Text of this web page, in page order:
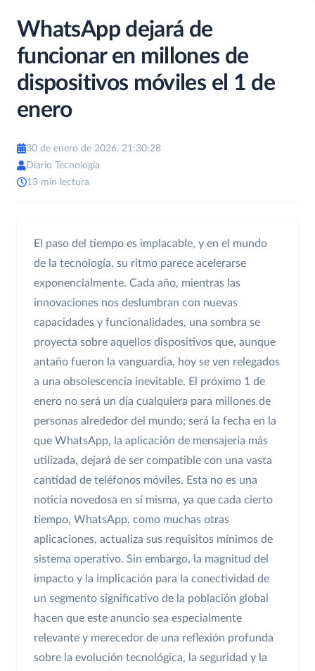
WhatsApp dejará de
funcionar en millones de
dispositivos móviles el 1 de
enero
30 de enero de 2026, 21:30:28
Diario Tecnología
13 min lectura
El paso del tiempo es implacable, y en el mundo
de la tecnología, su ritmo parece acelerarse
exponencialmente. Cada año, mientras las
innovaciones nos deslumbran con nuevas
capacidades y funcionalidades, una sombra se
proyecta sobre aquellos dispositivos que, aunque
antaño fueron la vanguardia, hoy se ven relegados
a una obsolescencia inevitable. El próximo 1 de
enero no será un día cualquiera para millones de
personas alrededor del mundo; será la fecha en la
que WhatsApp, la aplicación de mensajería más
utilizada, dejará de ser compatible con una vasta
cantidad de teléfonos móviles. Esta no es una
noticia novedosa en sí misma, ya que cada cierto
tiempo, WhatsApp, como muchas otras
aplicaciones, actualiza sus requisitos mínimos de
sistema operativo. Sin embargo, la magnitud del
impacto y la implicación para la conectividad de
un segmento significativo de la población global
hacen que este anuncio sea especialmente
relevante y merecedor de una reflexión profunda
sobre la evolución tecnológica, la seguridad y la